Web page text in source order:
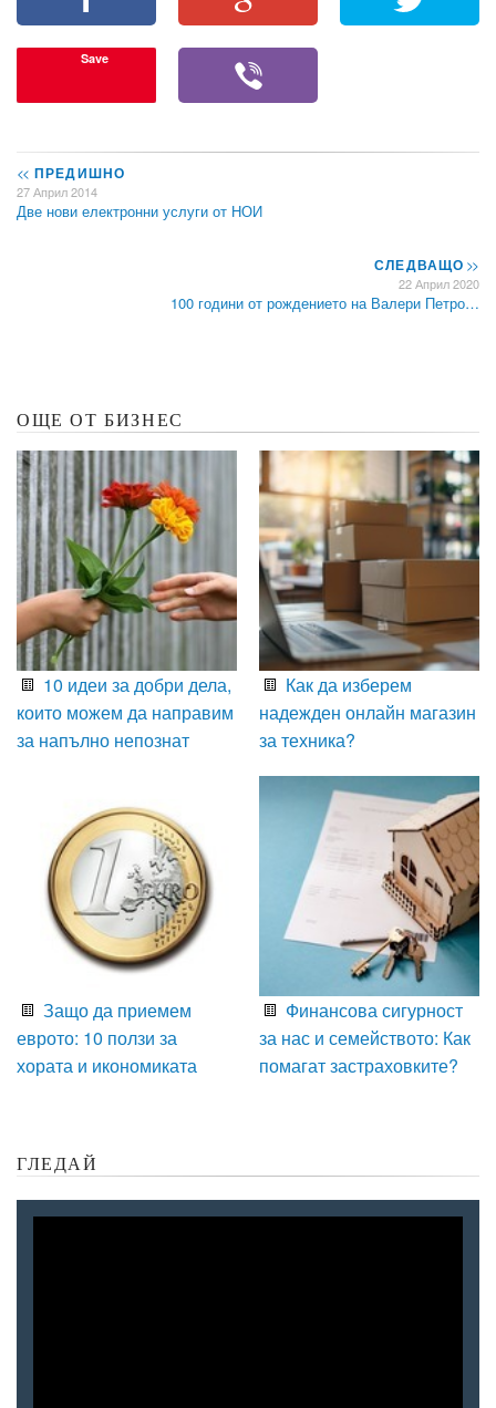
Save
<< ПРЕДИШНО
27 Април 2014
Две нови електронни услуги от НОИ
СЛЕДВАЩО>>
22 Април 2020
100 години от рождението на Валери Петро…
ОЩЕ ОТ БИЗНЕС
10 идеи за добри дела,
които можем да направим
за напълно непознат
Как да изберем
надежден онлайн магазин
за техника?
Защо да приемем
еврото: 10 ползи за
хората и икономиката
Финансова сигурност
за нас и семейството: Как
помагат застраховките?
ГЛЕДАЙ